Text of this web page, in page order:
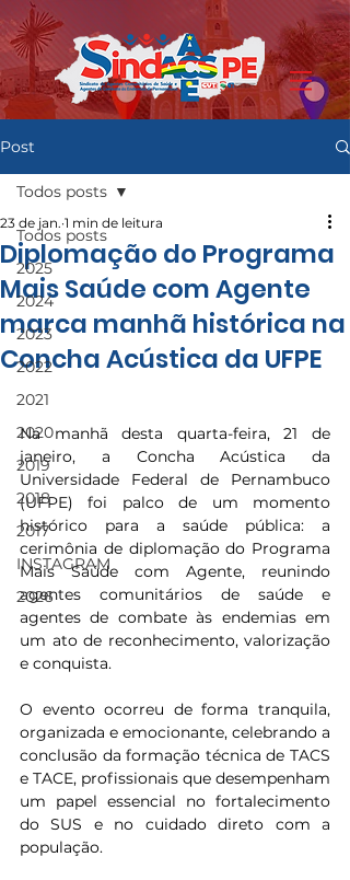
Post
Todos posts
2025
2024
2023
2022
2021
2020
2019
2018
2017
INSTAGRAM
2026
Todos posts
Diplomação do Programa
Mais Saúde com Agente
marca manhã histórica na
Concha Acústica da UFPE
23 de jan. 1 min de leitura
Na manhã desta quarta-feira, 21 de
janeiro, a Concha Acústica da
Universidade Federal de Pernambuco
(UFPE) foi palco de um momento
histórico para a saúde pública: a
cerimônia de diplomação do Programa
Mais Saúde com Agente, reunindo
agentes comunitários de saúde e
agentes de combate às endemias em
um ato de reconhecimento, valorização
e conquista.
O evento ocorreu de forma tranquila,
organizada e emocionante, celebrando a
conclusão da formação técnica de TACS
e TACE, profissionais que desempenham
um papel essencial no fortalecimento
do SUS e no cuidado direto com a
população.